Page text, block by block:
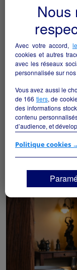
Nous
Avec votre accord,
cookies et autres
avec les réseaux
personnalisée sur
Vous avez aussi le
de 166 tiers, de
des informations
contenu
d’audience, et
Si vous continuez
vos centres
déposés et lus sur
Vous pouvez
"Continuer sans
moment en cliquant
Politique cookies